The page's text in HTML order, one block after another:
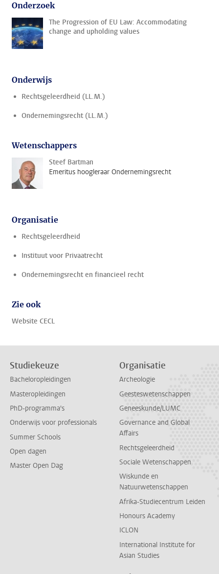
Onderzoek
The Progression of EU Law: Accommodating
change and upholding values
Onderwijs
Rechtsgeleerdheid (LL.M.)
Ondernemingsrecht (LL.M.)
Wetenschappers
Steef Bartman
Emeritus hoogleraar Ondernemingsrecht
Organisatie
Rechtsgeleerdheid
Instituut voor Privaatrecht
Ondernemingsrecht en financieel recht
Zie ook
Website CECL
Studiekeuze
Bacheloropleidingen
Masteropleidingen
PhD-programma's
Onderwijs voor professionals
Summer Schools
Open dagen
Master Open Dag
Organisatie
Archeologie
Geesteswetenschappen
Geneeskunde/LUMC
Governance and Global
Affairs
Rechtsgeleerdheid
Sociale Wetenschappen
Wiskunde en
Natuurwetenschappen
Afrika-Studiecentrum Leiden
Honours Academy
ICLON
International Institute for
Asian Studies